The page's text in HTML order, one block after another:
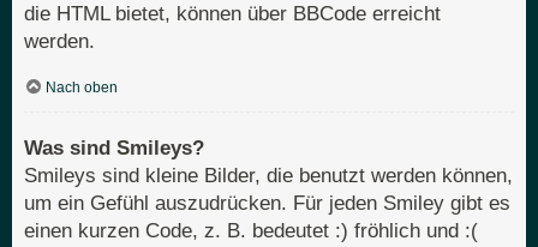
die HTML bietet, können über BBCode erreicht
werden.
Nach oben
Was sind Smileys?
Smileys sind kleine Bilder, die benutzt werden können,
um ein Gefühl auszudrücken. Für jeden Smiley gibt es
einen kurzen Code, z. B. bedeutet :) fröhlich und :(